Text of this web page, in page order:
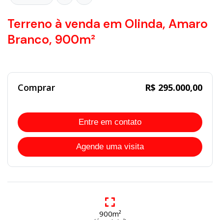
Terreno à venda em Olinda, Amaro
Branco, 900m²
Comprar R$ 295.000,00
Entre em contato
Agende uma visita
900m²